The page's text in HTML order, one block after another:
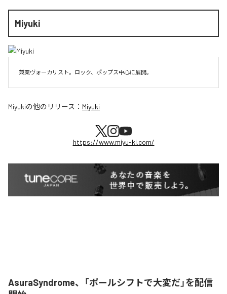
Miyuki
兼業ヴォーカリスト。ロック、ポップス中心に展開。
Miyukiの他のリリース： Miyuki
https://www.miyu-ki.com/
AsuraSyndrome、「ポールシフトで大変だ」を配信